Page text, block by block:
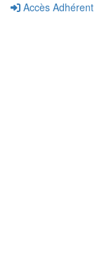
Accès Adhérent